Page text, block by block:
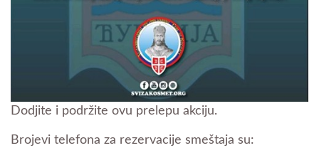
Dodjite i podržite ovu prelepu akciju.
Brojevi telefona za rezervacije smeštaja su: